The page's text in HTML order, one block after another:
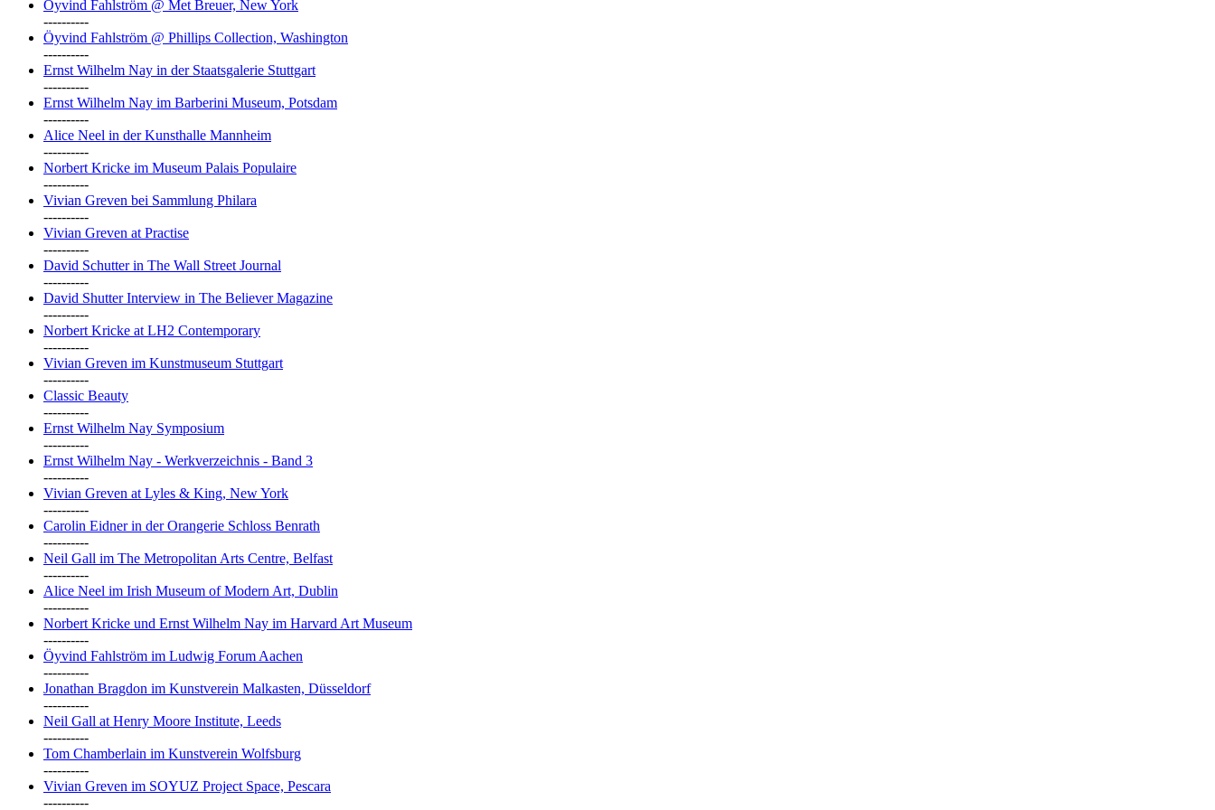
Öyvind Fahlström @ Met Breuer, New York
----------
Öyvind Fahlström @ Phillips Collection, Washington
----------
Ernst Wilhelm Nay in der Staatsgalerie Stuttgart
----------
Ernst Wilhelm Nay im Barberini Museum, Potsdam
----------
Alice Neel in der Kunsthalle Mannheim
----------
Norbert Kricke im Museum Palais Populaire
----------
Vivian Greven bei Sammlung Philara
----------
Vivian Greven at Practise
----------
David Schutter in The Wall Street Journal
----------
David Shutter Interview in The Believer Magazine
----------
Norbert Kricke at LH2 Contemporary
----------
Vivian Greven im Kunstmuseum Stuttgart
----------
Classic Beauty
----------
Ernst Wilhelm Nay Symposium
----------
Ernst Wilhelm Nay - Werkverzeichnis - Band 3
----------
Vivian Greven at Lyles & King, New York
----------
Carolin Eidner in der Orangerie Schloss Benrath
----------
Neil Gall im The Metropolitan Arts Centre, Belfast
----------
Alice Neel im Irish Museum of Modern Art, Dublin
----------
Norbert Kricke und Ernst Wilhelm Nay im Harvard Art Museum
----------
Öyvind Fahlström im Ludwig Forum Aachen
----------
Jonathan Bragdon im Kunstverein Malkasten, Düsseldorf
----------
Neil Gall at Henry Moore Institute, Leeds
----------
Tom Chamberlain im Kunstverein Wolfsburg
----------
Vivian Greven im SOYUZ Project Space, Pescara
----------